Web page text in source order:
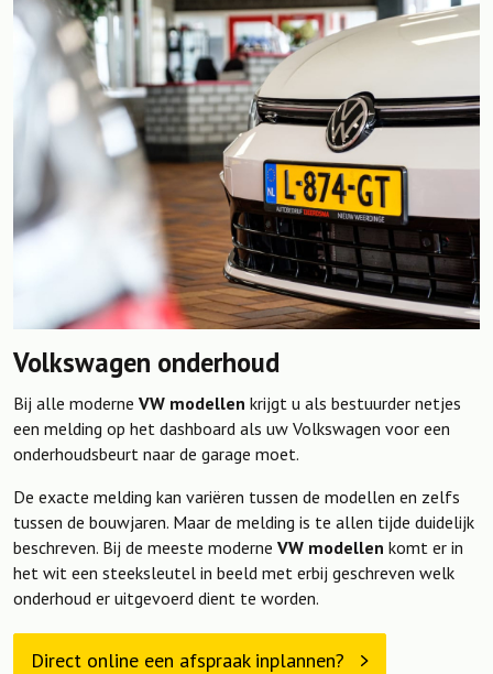
Volkswagen onderhoud
Bij alle moderne VW modellen krijgt u als bestuurder netjes
een melding op het dashboard als uw Volkswagen voor een
onderhoudsbeurt naar de garage moet.
De exacte melding kan variëren tussen de modellen en zelfs
tussen de bouwjaren. Maar de melding is te allen tijde duidelijk
beschreven. Bij de meeste moderne VW modellen komt er in
het wit een steeksleutel in beeld met erbij geschreven welk
onderhoud er uitgevoerd dient te worden.
Direct online een afspraak inplannen?